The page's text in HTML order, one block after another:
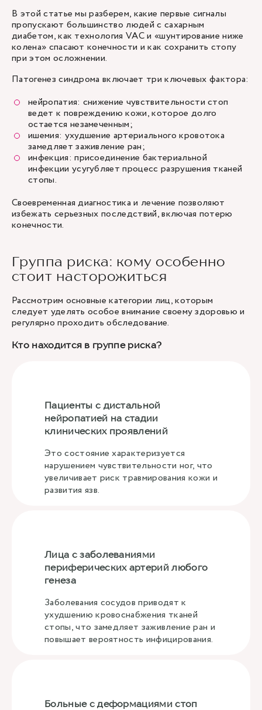
В этой статье мы разберем, какие первые сигналы
пропускают большинство людей с сахарным
диабетом, как технология VAC и «шунтирование ниже
колена» спасают конечности и как сохранить стопу
при этом осложнении.
Патогенез синдрома включает три ключевых фактора:
нейропатия: снижение чувствительности стоп
ведет к повреждению кожи, которое долго
остается незамеченным;
ишемия: ухудшение артериального кровотока
замедляет заживление ран;
инфекция: присоединение бактериальной
инфекции усугубляет процесс разрушения тканей
стопы.
Своевременная диагностика и лечение позволяют
избежать серьезных последствий, включая потерю
конечности.
Группа риска: кому особенно
стоит насторожиться
Рассмотрим основные категории лиц, которым
следует уделять особое внимание своему здоровью и
регулярно проходить обследование.
Кто находится в группе риска?
Пациенты с дистальной
нейропатией на стадии
клинических проявлений
Это состояние характеризуется
нарушением чувствительности ног, что
увеличивает риск травмирования кожи и
развития язв.
Лица с заболеваниями
периферических артерий любого
генеза
Заболевания сосудов приводят к
ухудшению кровоснабжения тканей
стопы, что замедляет заживление ран и
повышает вероятность инфицирования.
Больные с деформациями стоп